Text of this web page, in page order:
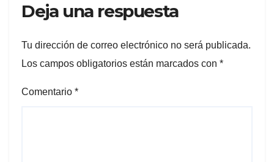
Deja una respuesta
Tu dirección de correo electrónico no será publicada.
Los campos obligatorios están marcados con *
Comentario *